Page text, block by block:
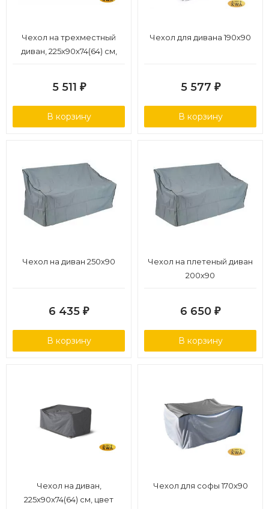
Чехол на трехместный
диван, 225х90х74(64) см,
5 511 ₽
В корзину
Чехол для дивана 190х90
5 577 ₽
В корзину
Чехол на диван 250х90
6 435 ₽
В корзину
Чехол на плетеный диван
200х90
6 650 ₽
В корзину
Чехол на диван,
225x90x74(64) см, цвет
Чехол для софы 170х90